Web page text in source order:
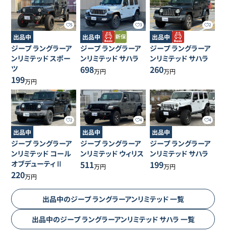
5
出品中
ジープラングラーア
ンリミテッドスポー
ツ
199万円
3
出品中
ジープラングラーア
ンリミテッドサハラ
698万円
2
出品中
ジープラングラーア
ンリミテッドサハラ
260万円
2
出品中
ジープラングラーア
ンリミテッド コール
オブデューティⅡ
220万円
4
出品中
ジープラングラーア
ンリミテッド ウィリス
511万円
4
出品中
ジープラングラーア
ンリミテッドサハラ
199万円
出品中のジープラングラーアンリミテッド一覧
出品中のジープラングラーアンリミテッドサハラ 一覧